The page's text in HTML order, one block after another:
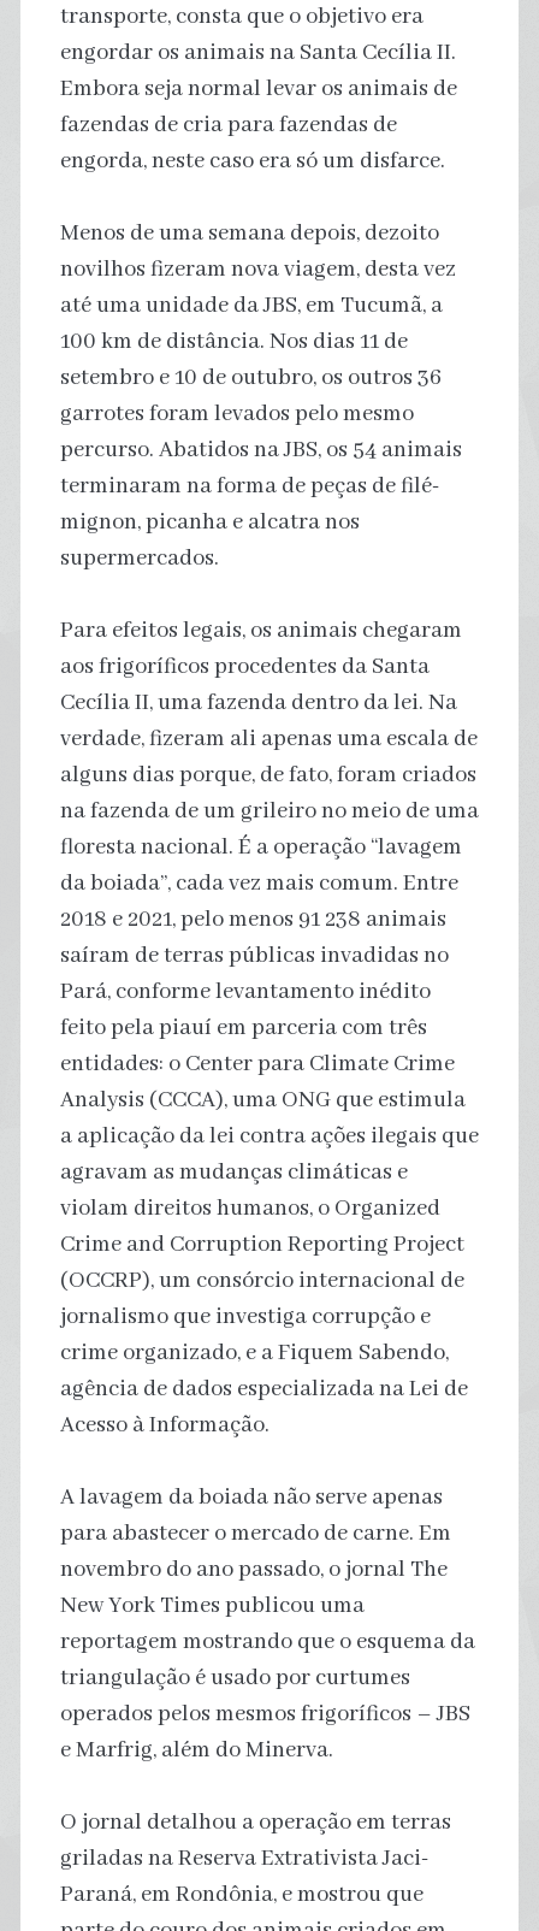
transporte, consta que o objetivo era
engordar os animais na Santa Cecília II.
Embora seja normal levar os animais de
fazendas de cria para fazendas de
engorda, neste caso era só um disfarce.
Menos de uma semana depois, dezoito
novilhos fizeram nova viagem, desta vez
até uma unidade da JBS, em Tucumã, a
100 km de distância. Nos dias 11 de
setembro e 10 de outubro, os outros 36
garrotes foram levados pelo mesmo
percurso. Abatidos na JBS, os 54 animais
terminaram na forma de peças de filé-
mignon, picanha e alcatra nos
supermercados.
Para efeitos legais, os animais chegaram
aos frigoríficos procedentes da Santa
Cecília II, uma fazenda dentro da lei. Na
verdade, fizeram ali apenas uma escala de
alguns dias porque, de fato, foram criados
na fazenda de um grileiro no meio de uma
floresta nacional. É a operação “lavagem
da boiada”, cada vez mais comum. Entre
2018 e 2021, pelo menos 91 238 animais
saíram de terras públicas invadidas no
Pará, conforme levantamento inédito
feito pela piauí em parceria com três
entidades: o Center para Climate Crime
Analysis (CCCA), uma ONG que estimula
a aplicação da lei contra ações ilegais que
agravam as mudanças climáticas e
violam direitos humanos, o Organized
Crime and Corruption Reporting Project
(OCCRP), um consórcio internacional de
jornalismo que investiga corrupção e
crime organizado, e a Fiquem Sabendo,
agência de dados especializada na Lei de
Acesso à Informação.
A lavagem da boiada não serve apenas
para abastecer o mercado de carne. Em
novembro do ano passado, o jornal The
New York Times publicou uma
reportagem mostrando que o esquema da
triangulação é usado por curtumes
operados pelos mesmos frigoríficos – JBS
e Marfrig, além do Minerva.
O jornal detalhou a operação em terras
griladas na Reserva Extrativista Jaci-
Paraná, em Rondônia, e mostrou que